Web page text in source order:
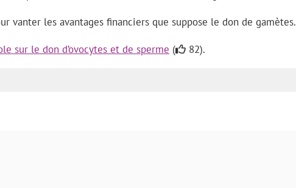
vanter les avantages financiers que suppose le don de gamètes.
sur le don d’ovocytes et de sperme ( 82).